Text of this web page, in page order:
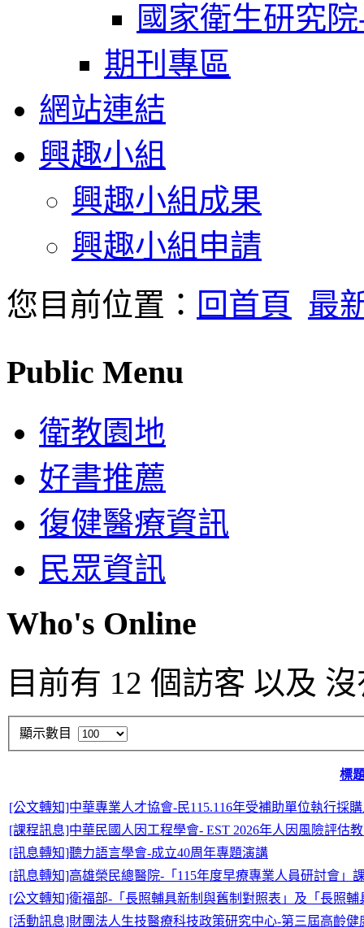
國家衛生研究
期刊專區
網站連結
興趣小組
興趣小組成果
興趣小組申請
您目前位置： 回首頁 最
Public Menu
衛教園地
好書推薦
復健醫療資訊
民眾資訊
Who's Online
目前有 12 個訪客 以及
顯示數目
標
[公文轉知]中華專業人才協會-民115.116年受補助單位執行採
[課程訊息]中華民國人因工程學會- EST 2026年人因風險評估
[訊息轉知]聽力語言學會-成立40周年專題演講
[訊息轉知]高雄榮民總醫院-「115年度早療專業人員研討會」
[公文轉知]衛福部-「長照輔具新制與舊制對照表」及「長照
[活動訊息]財團法人生技醫療科技政策研究中心-第三屆高齡健